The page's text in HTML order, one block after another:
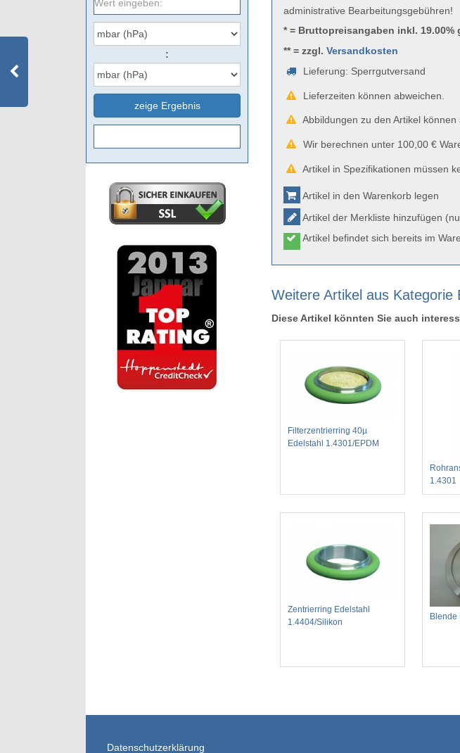
:
zeige Ergebnis
administrative Bearbeitungsgebühren!
* = Bruttopreisangaben inkl.
** = zzgl.Versandkosten
Lieferung: Sperrgutversand
Lieferzeiten können abweichen.
Abbildungen zu den Artikel können
Wir berechnen unter 100,00 €
Artikel in Spezifikationen müssen
Artikel in den Warenkorb legen
Artikel der Merkliste hinzufügen
Artikel befindet sich bereits im
Weitere Artikel aus Kategorie
Diese Artikel könnten Sie auch
Filterzentrierring 40µ
Edelstahl 1.4301/EPDM
1.4301
Zentrierring Edelstahl
1.4404/Silikon
Blende
Datenschutzerklärung